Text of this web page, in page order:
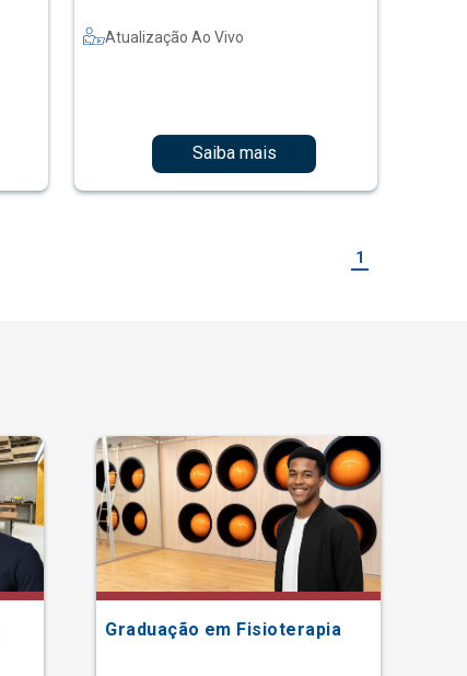
Atualização Ao Vivo
Saiba mais
1
Graduação em Fisioterapia